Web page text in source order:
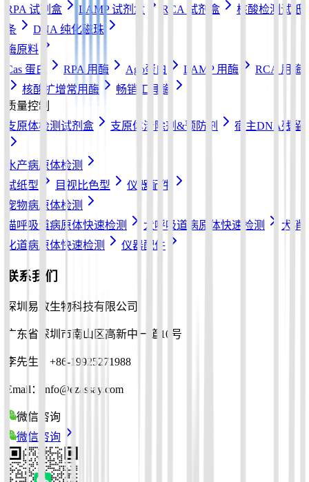
RPA 试剂盒
LAMP 试剂盒 RCA 试剂盒
核酸检测试纸
条
DNA 纯化磁珠
酶原料
Cas 蛋白
RPA 用酶 Ago蛋白 LAMP 用酶
RCA 用酶
核酸扩增常用酶
畅销工具酶
质量控制
支原体检测试剂盒
支原体清除剂&预防剂 宿主DNA残留
水产病原体检测
试纸型
目视比色型
仪器配件
宠物病原体检测
猫呼吸道病原体快速检测
犬呼吸道病原体快速检测
犬消
化道病原体快速检测
仪器配件
联系我们
深圳易致生物科技有限公司
广东省深圳市南山区高新中一道10号
李先生：+86-19925271988
Email：info@ezassay.com
微信咨询
微信咨询